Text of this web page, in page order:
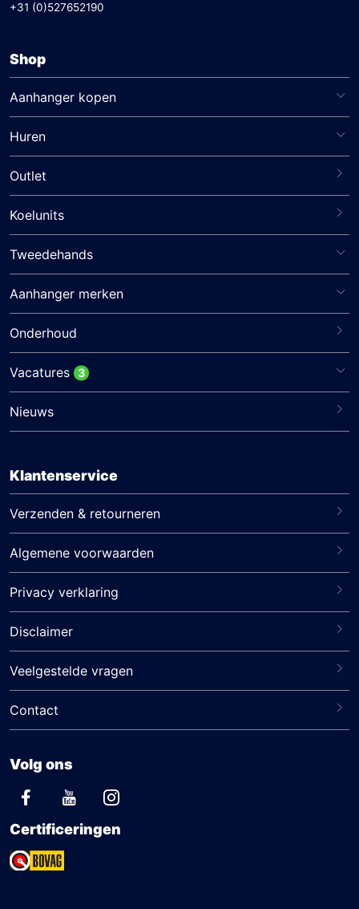
+31 (0)527652190
Shop
Aanhanger kopen
Huren
Outlet
Koelunits
Tweedehands
Aanhanger merken
Onderhoud
Vacatures 3
Nieuws
Klantenservice
Verzenden & retourneren
Algemene voorwaarden
Privacy verklaring
Disclaimer
Veelgestelde vragen
Contact
Volg ons
Certificeringen